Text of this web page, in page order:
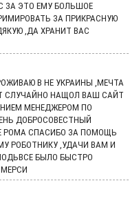
ЗА ЭТО ЕМУ БОЛЬШОЕ
ЗА ПРИКРАСНУЮ
,ДА ХРАНИТ ВАС
В НЕ УКРАИНЫ ,МЕЧТА
СЛУЧАЙНО НАЩОЛ ВАШ САЙТ
МЕНЕДЖЕРОМ ПО
ДОБРОСОВЕСТНЫЙ
РОМА СПАСИБО ЗА ПОМОЩЬ
РОБОТНИКУ ,УДАЧИ ВАМ И
БЫЛО БЫСТРО